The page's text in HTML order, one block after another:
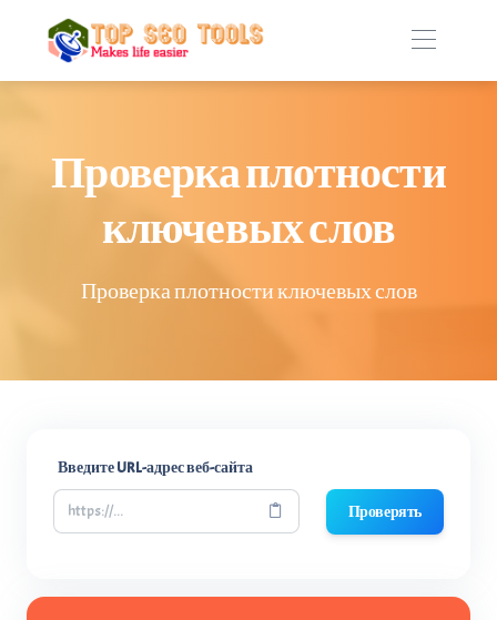
Проверка плотности
ключевых слов
Проверка плотности ключевых слов
Введите URL-адрес веб-сайта
Проверять